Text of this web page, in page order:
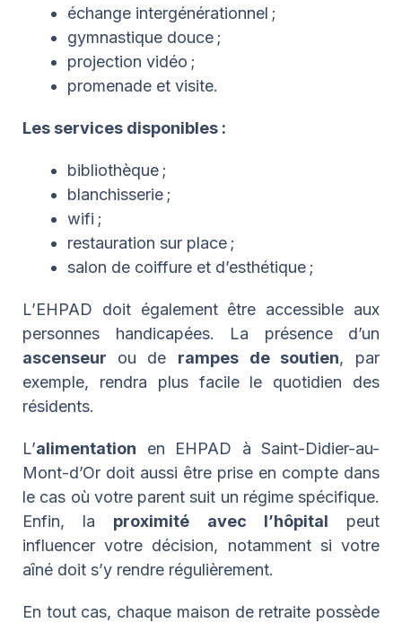
échange intergénérationnel ;
gymnastique douce ;
projection vidéo ;
promenade et visite.
Les services disponibles :
bibliothèque ;
blanchisserie ;
wifi ;
restauration sur place ;
salon de coiffure et d’esthétique ;
L’EHPAD doit également être accessible aux
personnes handicapées. La présence d’un
ascenseur ou de rampes de soutien, par
exemple, rendra plus facile le quotidien des
résidents.
L’alimentation en EHPAD à Saint-Didier-au-
Mont-d’Or doit aussi être prise en compte dans
le cas où votre parent suit un régime spécifique.
Enfin, la proximité avec l’hôpital peut
influencer votre décision, notamment si votre
aîné doit s’y rendre régulièrement.
En tout cas, chaque maison de retraite possède